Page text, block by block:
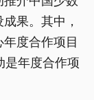
果。其中，
度合作项目
是年度合作项